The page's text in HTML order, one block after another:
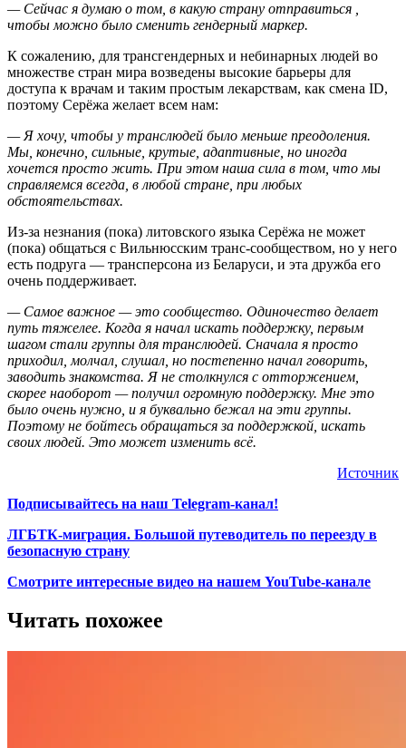
— Сейчас я думаю о том, в какую страну отправиться ,
чтобы можно было сменить гендерный маркер.
К сожалению, для трансгендерных и небинарных людей во
множестве стран мира возведены высокие барьеры для
доступа к врачам и таким простым лекарствам, как смена ID,
поэтому Серёжа желает всем нам:
— Я хочу, чтобы у транслюдей было меньше преодоления.
Мы, конечно, сильные, крутые, адаптивные, но иногда
хочется просто жить. При этом наша сила в том, что мы
справляемся всегда, в любой стране, при любых
обстоятельствах.
Из-за незнания (пока) литовского языка Серёжа не может
(пока) общаться с Вильнюсским транс-сообществом, но у него
есть подруга — трансперсона из Беларуси, и эта дружба его
очень поддерживает.
— Самое важное — это сообщество. Одиночество делает
путь тяжелее. Когда я начал искать поддержку, первым
шагом стали группы для транслюдей. Сначала я просто
приходил, молчал, слушал, но постепенно начал говорить,
заводить знакомства. Я не столкнулся с отторжением,
скорее наоборот — получил огромную поддержку. Мне это
было очень нужно, и я буквально бежал на эти группы.
Поэтому не бойтесь обращаться за поддержкой, искать
своих людей. Это может изменить всё.
Источник
Подписывайтесь на наш Telegram-канал!
ЛГБТК-миграция. Большой путеводитель по переезду в
безопасную страну
Смотрите интересные видео на нашем YouTube-канале
Читать похожее